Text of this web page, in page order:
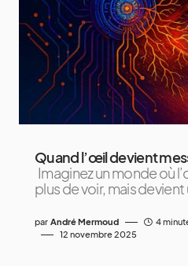
Quand l’œil devient
Imaginez un monde où
plus de voir, mais devient
par André Mermoud
4
12 novembre 2025